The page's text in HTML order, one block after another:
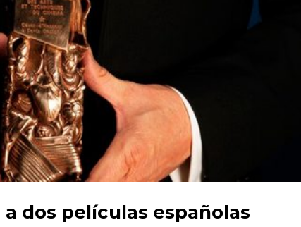
dos películas españolas